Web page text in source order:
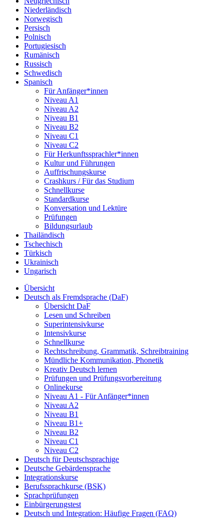
Niederländisch
Norwegisch
Persisch
Polnisch
Portugiesisch
Rumänisch
Russisch
Schwedisch
Spanisch
Für Anfänger*innen
Niveau A1
Niveau A2
Niveau B1
Niveau B2
Niveau C1
Niveau C2
Für Herkunftssprachler*innen
Kultur und Führungen
Auffrischungskurse
Crashkurs / Für das Studium
Schnellkurse
Standardkurse
Konversation und Lektüre
Prüfungen
Bildungsurlaub
Thailändisch
Tschechisch
Türkisch
Ukrainisch
Ungarisch
Übersicht
Deutsch als Fremdsprache (DaF)
Übersicht DaF
Lesen und Schreiben
Superintensivkurse
Intensivkurse
Schnellkurse
Rechtschreibung, Grammatik, Schreibtraining
Mündliche Kommunikation, Phonetik
Kreativ Deutsch lernen
Prüfungen und Prüfungsvorbereitung
Onlinekurse
Niveau A1 - Für Anfänger*innen
Niveau A2
Niveau B1
Niveau B1+
Niveau B2
Niveau C1
Niveau C2
Deutsch für Deutschsprachige
Deutsche Gebärdensprache
Integrationskurse
Berufssprachkurse (BSK)
Sprachprüfungen
Einbürgerungstest
Deutsch und Integration: Häufige Fragen (FAQ)